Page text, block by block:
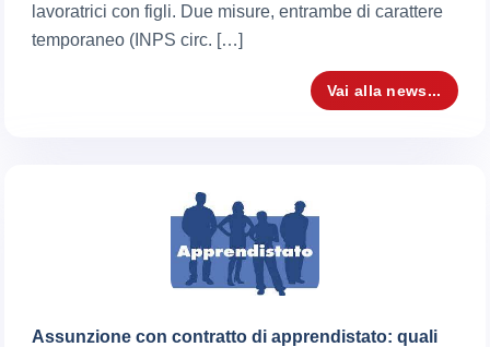
lavoratrici con figli. Due misure, entrambe di carattere
temporaneo (INPS circ. […]
Vai alla news...
Assunzione con contratto di apprendistato: quali